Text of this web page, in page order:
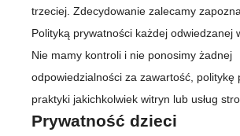
trzeciej. Zdecydowanie zalecamy
Polityką prywatności każdej odwiedzanej
Nie mamy kontroli i nie ponosimy żadnej
odpowiedzialności za zawartość, politykę
praktyki jakichkolwiek witryn lub usług
Prywatność dzieci